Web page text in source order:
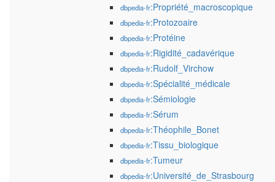
dbpedia-fr:Propriété_macroscopique
dbpedia-fr:Protozoaire
dbpedia-fr:Protéine
dbpedia-fr:Rigidité_cadavérique
dbpedia-fr:Rudolf_Virchow
dbpedia-fr:Spécialité_médicale
dbpedia-fr:Sémiologie
dbpedia-fr:Sérum
dbpedia-fr:Théophile_Bonet
dbpedia-fr:Tissu_biologique
dbpedia-fr:Tumeur
dbpedia-fr:Université_de_Strasbourg